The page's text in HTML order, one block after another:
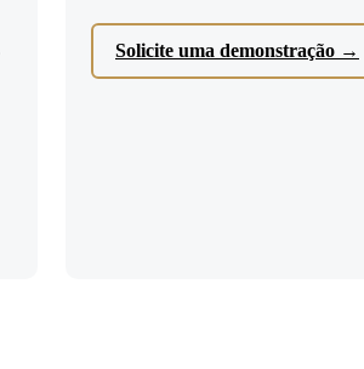
Solicite uma demonstração →